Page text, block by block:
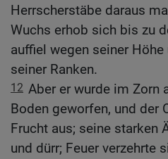
Herrscherstäbe daraus
Wuchs erhob sich bis zu
auffiel wegen seiner
seiner Ranken.
12 Aber er wurde im Zorn
Boden geworfen, und der
Frucht aus; seine starken
und dürr; Feuer verzehrte